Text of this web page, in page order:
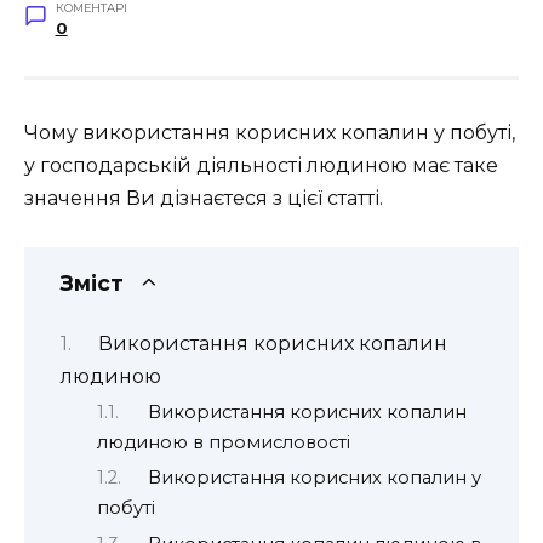
КОМЕНТАРІ
0
Чому використання корисних копалин у побуті,
у господарській діяльності людиною має таке
значення Ви дізнаєтеся з цієї статті.
Зміст
Використання корисних копалин
людиною
Використання корисних копалин
людиною в промисловості
Використання корисних копалин у
побуті